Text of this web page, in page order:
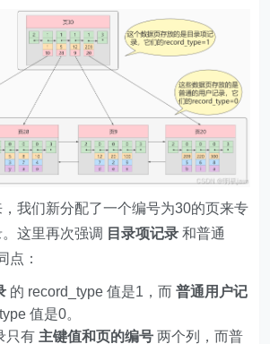
我们新分配了一个编号为30的页来专
这里再次强调 目录项记录 和普通
点：
的 record_type 值是1，而普通用户记
值是0。
只有 主键值和页的编号 两个列，而普